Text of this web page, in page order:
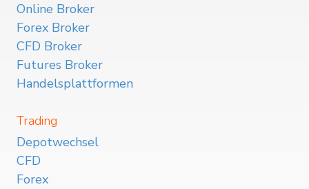
Online Broker
Forex Broker
CFD Broker
Futures Broker
Handelsplattformen
Trading
Depotwechsel
CFD
Forex